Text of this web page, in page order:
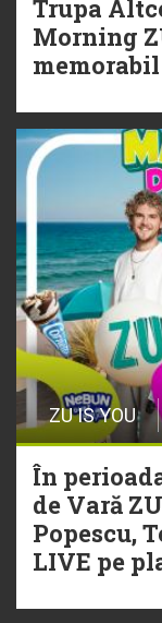
20 Iulie
Torpedoul
Trupa
Morning
memorabil
ZU IS YOU
În
de Vară
Popescu,
LIVE pe